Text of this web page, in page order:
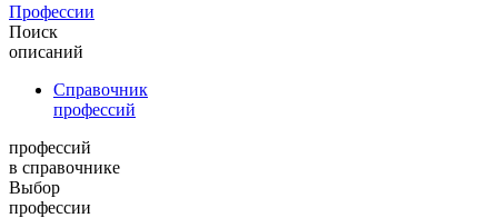
Профессии
Поиск
описаний
Справочник
профессий
профессий
в справочнике
Выбор
профессии